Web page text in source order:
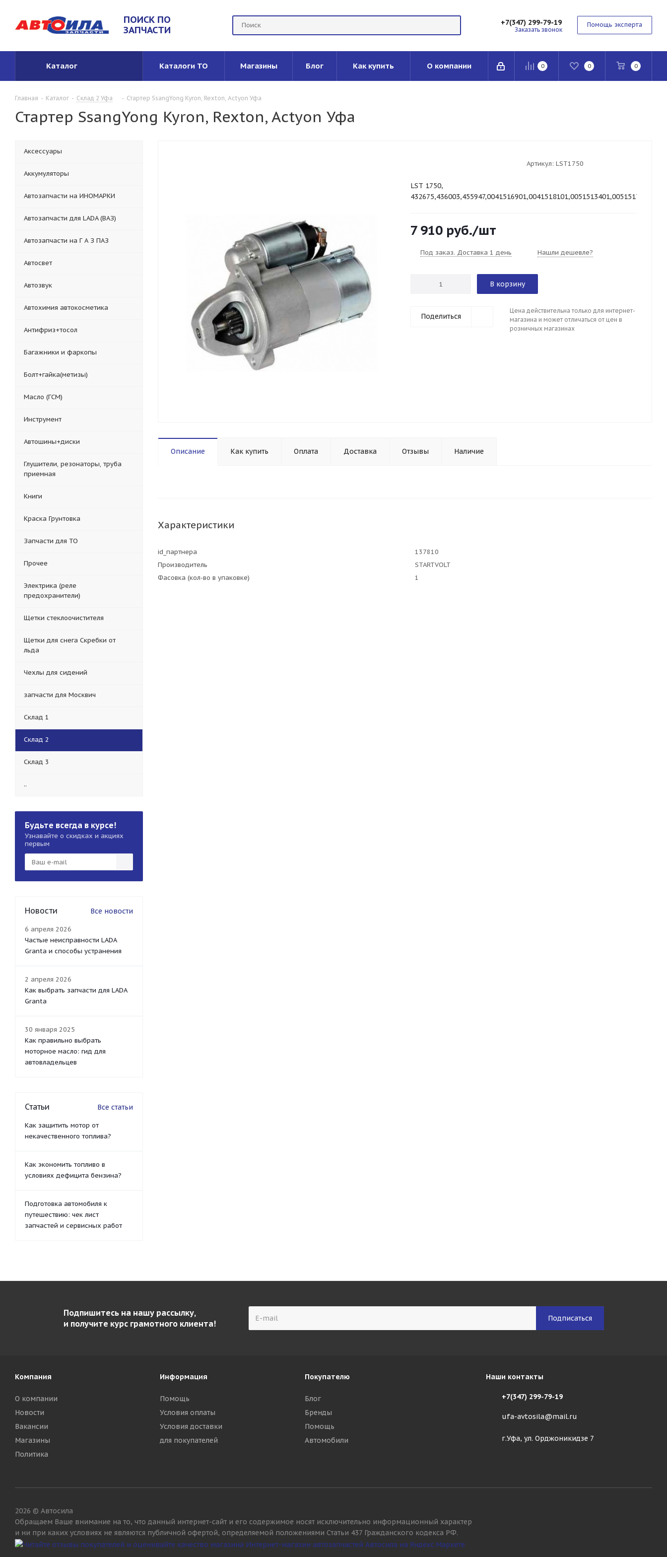
ПОИСК ПО
ЗАПЧАСТИ
+7(347) 299-79-19
Заказать звонок
Помощь эксперта
0 0 0
Каталог Каталоги ТО Магазины Блог Как купить О компании
Главная - Каталог - Склад 2 Уфа - Стартер SsangYong Kyron, Rexton, Actyon Уфа
Стартер SsangYong Kyron, Rexton, Actyon Уфа
Артикул: LST1750
LST 1750,
7 910 руб./шт
Под заказ. Доставка 1 день Нашли дешевле?
В корзину
Поделиться
Цена действительна только для интернет-
магазина и может отличаться от цен в
розничных магазинах
Описание Как купить Оплата Доставка Отзывы Наличие
Характеристики
id_партнера
137810
Производитель
STARTVOLT
Фасовка (кол-во в упаковке)
1
Аксессуары
Аккумуляторы
Автозапчасти на ИНОМАРКИ
Автозапчасти для LADA (ВАЗ)
Автозапчасти на Г А З ПАЗ
Автосвет
Автозвук
Автохимия автокосметика
Антифриз+тосол
Багажники и фаркопы
Болт+гайка(метизы)
Масло (ГСМ)
Инструмент
Автошины+диски
Глушители, резонаторы, труба
приемная
Книги
Краска Грунтовка
Запчасти для ТО
Прочее
Электрика (реле
предохранители)
Щетки стеклоочистителя
Щетки для снега Скребки от
льда
Чехлы для сидений
запчасти для Москвич
Склад 1
Склад 2
Склад 3
..
Будьте всегда в курсе!
Узнавайте о скидках и акциях
первым
Новости Все новости
6 апреля 2026
Частые неисправности LADA
Granta и способы устранения
2 апреля 2026
Как выбрать запчасти для LADA
Granta
30 января 2025
Как правильно выбрать
моторное масло: гид для
автовладельцев
Статьи Все статьи
Как защитить мотор от
некачественного топлива?
Как экономить топливо в
условиях дефицита бензина?
Подготовка автомобиля к
путешествию: чек лист
запчастей и сервисных работ
Подпишитесь на нашу рассылку,
и получите курс грамотного клиента!
Компания
О компании
Новости
Вакансии
Магазины
Политика
Информация
Помощь
Условия оплаты
Условия доставки
для покупателей
Покупателю
Блог
Бренды
Помощь
Автомобили
Наши контакты
+7(347) 299-79-19
ufa-avtosila@mail.ru
г.Уфа, ул. Орджоникидзе 7
2026 © Автосила
Обращаем Ваше внимание на то, что данный интернет-сайт и его содержимое носят исключительно информационный характер
и ни при каких условиях не являются публичной офертой, определяемой положениями Статьи 437 Гражданского кодекса РФ.